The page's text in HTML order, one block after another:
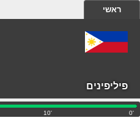
ראשי
פיליפינים
'0
'10